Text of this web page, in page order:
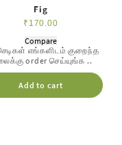
Fig
₹ 170.00
எங்களிடம் குறைந்த
order செய்யுங்க ..
Add to cart
Compare